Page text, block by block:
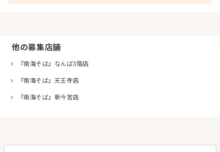
他の募集店舗
『南海そば』なんば3階店
『南海そば』天王寺店
『南海そば』新今宮店